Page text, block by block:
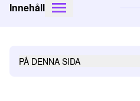
Innehåll
PÅ DENNA SIDA